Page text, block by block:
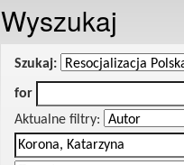
Wyszukaj
Szukaj:
for
Aktualne filtry: